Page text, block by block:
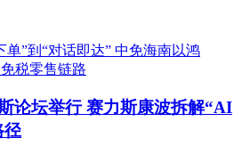
论坛举行 赛力斯康波拆解“AI
径